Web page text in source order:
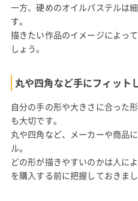
一方、硬めのオイルパステルは
す。
描きたい作品のイメージによっ
しょう。
丸や四角など手にフィット
自分の手の形や大きさに合った
も大切です。
丸や四角など、メーカーや商品
ル。
どの形が描きやすいのかは人に
を購入する前に把握しておきまし